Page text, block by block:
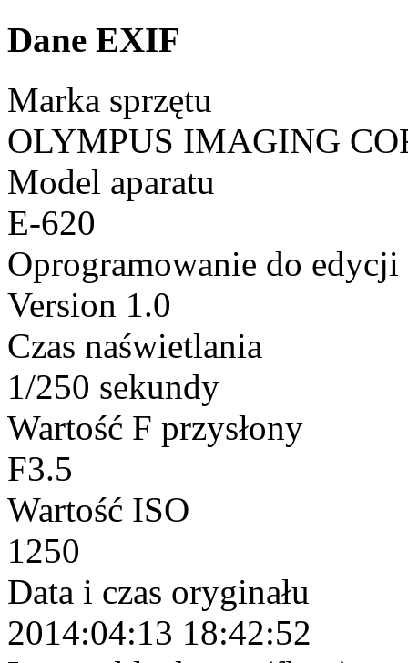
Dane EXIF
Marka sprzętu
OLYMPUS IMAGING
Model aparatu
E-620
Oprogramowanie do edycji
Version 1.0
Czas naświetlania
1/250 sekundy
Wartość F przysłony
F3.5
Wartość ISO
1250
Data i czas oryginału
2014:04:13 18:42:52